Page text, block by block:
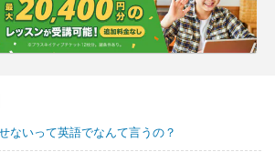
ないって英語でなんて言うの？